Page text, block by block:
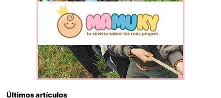
Últimos artículos